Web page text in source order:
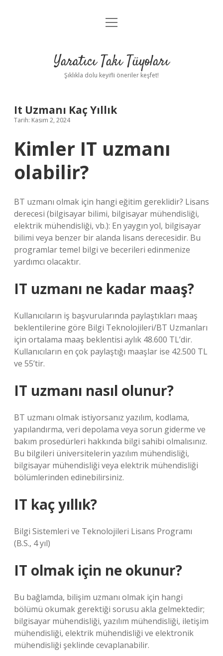
Anasayfa
Yasal Uyarı
menüyü
Yaratıcı Takı Tüyoları
Şıklıkla dolu keyifli öneriler keşfet!
It Uzmanı Kaç Yıllık
Tarih: Kasım 2, 2024
Kimler IT uzmanı
olabilir?
BT uzmanı olmak için hangi eğitim gereklidir? Lisans
derecesi (bilgisayar bilimi, bilgisayar mühendisliği,
elektrik mühendisliği, vb.): En yaygın yol, bilgisayar
bilimi veya benzer bir alanda lisans derecesidir. Bu
programlar temel bilgi ve becerileri edinmenize
yardımcı olacaktır.
IT uzmanı ne kadar maaş?
Kullanıcıların iş başvurularında paylaştıkları maaş
beklentilerine göre Bilgi Teknolojileri/BT Uzmanları
için ortalama maaş beklentisi aylık 48.600 TL’dir.
Kullanıcıların en çok paylaştığı maaşlar ise 42.500 TL
ve 55’tir.
IT uzmanı nasıl olunur?
BT uzmanı olmak istiyorsanız yazılım, kodlama,
yapılandırma, veri depolama veya sorun giderme ve
bakım prosedürleri hakkında bilgi sahibi olmalısınız.
Bu bilgileri üniversitelerin yazılım mühendisliği,
bilgisayar mühendisliği veya elektrik mühendisliği
bölümlerinden edinebilirsiniz.
IT kaç yıllık?
Bilgi Sistemleri ve Teknolojileri Lisans Programı
(B.S., 4 yıl)
IT olmak için ne okunur?
Bu bağlamda, bilişim uzmanı olmak için hangi
bölümü okumak gerektiği sorusu akla gelmektedir;
bilgisayar mühendisliği, yazılım mühendisliği, iletişim
mühendisliği, elektrik mühendisliği ve elektronik
mühendisliği şeklinde cevaplanabilir.